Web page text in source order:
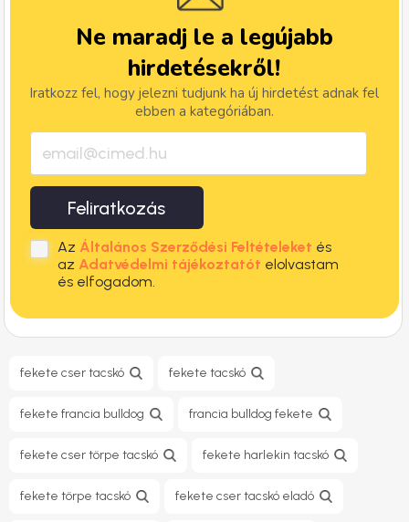
Ne maradj le a legújabb
hirdetésekről!
Iratkozz fel, hogy jelezni tudjunk ha új hirdetést adnak fel
ebben a kategóriában.
Feliratkozás
Az Általános Szerződési Feltételeket és
az Adatvédelmi tájékoztatót elolvastam
és elfogadom.
fekete cser tacskó fekete tacskó
fekete francia bulldog francia bulldog fekete
fekete cser törpe tacskó fekete harlekin tacskó
fekete törpe tacskó fekete cser tacskó eladó